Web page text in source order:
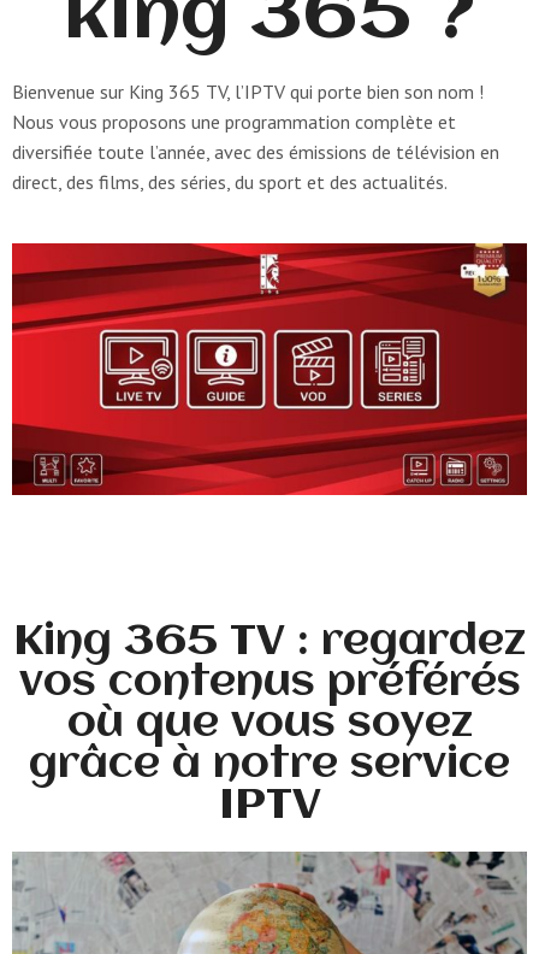
king 365 ?
Bienvenue sur King 365 TV, l’IPTV qui porte bien son nom !
Nous vous proposons une programmation complète et
diversifiée toute l’année, avec des émissions de télévision en
direct, des films, des séries, du sport et des actualités.
King 365 TV : regardez
vos contenus préférés
où que vous soyez
grâce à notre service
IPTV